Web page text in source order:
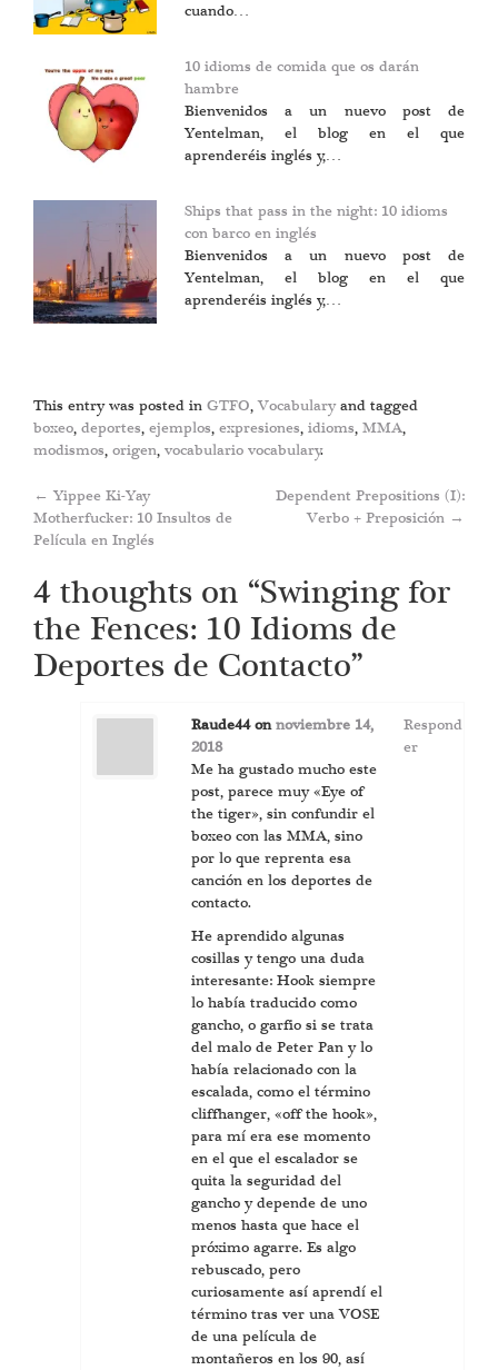
cuando…
10 idioms de comida que os darán
hambre
Bienvenidos a un nuevo post de
Yentelman, el blog en el que
aprenderéis inglés y,…
Ships that pass in the night: 10 idioms
con barco en inglés
Bienvenidos a un nuevo post de
Yentelman, el blog en el que
aprenderéis inglés y,…
This entry was posted in GTFO,Vocabularyand tagged
boxeo, deportes, ejemplos, expresiones, idioms, MMA,
modismos, origen, vocabulario vocabulary.
Post
navigation
← Yippee Ki-Yay
Motherfucker: 10 Insultos de
Película en Inglés
Dependent Prepositions (I):
Verbo + Preposición →
4 thoughts on “Swinging for
the Fences: 10 Idioms de
Deportes de Contacto”
Raude44onnoviembre 14,
2018
Me ha gustado mucho este
post, parece muy «Eye of
the tiger», sin confundir el
boxeo con las MMA, sino
por lo que reprenta esa
canción en los deportes de
contacto.
He aprendido algunas
cosillas y tengo una duda
interesante: Hook siempre
lo había traducido como
gancho, o garfio si se trata
del malo de Peter Pan y lo
había relacionado con la
escalada, como el término
cliffhanger, «off the hook»,
para mí era ese momento
en el que el escalador se
quita la seguridad del
gancho y depende de uno
menos hasta que hace el
próximo agarre. Es algo
rebuscado, pero
curiosamente así aprendí el
término tras ver una VOSE
de una película de
montañeros en los 90, así
Respond
er